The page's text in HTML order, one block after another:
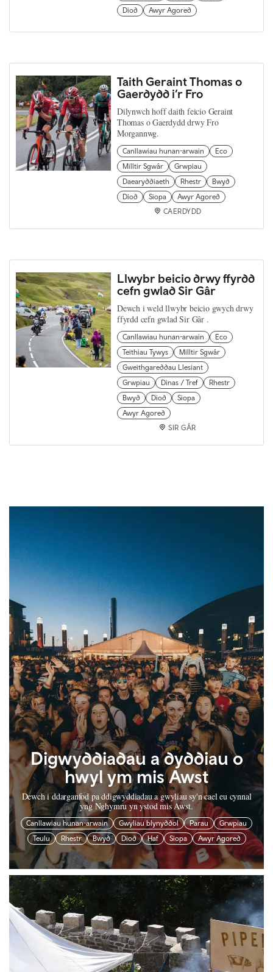
Diod
Awyr Agored
Taith Geraint Thomas o
Gaerdydd i’r Fro
Dilynwch hoff daith feicio Geraint
Thomas o Gaerdydd drwy Fro
Morgannwg.
Canllawiau hunan-arwain
Eco
Milltir Sgwâr
Grwpiau
Daearyddiaeth
Rhestr
Bwyd
Diod
Siopa
Awyr Agored
CAERDYDD
Llwybr beicio drwy ffyrdd
cefn gwlad Sir Gâr
Dewch i weld llwybr beicio gwych drwy
ffyrdd cefn gwlad Sir Gâr .
Canllawiau hunan-arwain
Eco
Teithiau Tywys
Milltir Sgwâr
Gweithgareddau Llesiant
Grwpiau
Dinas / Tref
Rhestr
Bwyd
Diod
Siopa
Awyr Agored
SIR GÂR
Digwyddiadau a dyddiau o
hwyl ym mis Awst
Dewch i ddarganfod pa ddigwyddiadau a gwyliau sy'n cael eu cynnal
yng Nghymru yn ystod mis Awst.
Canllawiau hunan-arwain Gwyliau blynyddol Parau
Grwpiau
Teulu
Rhestr Bwyd Diod Haf Siopa Awyr Agored